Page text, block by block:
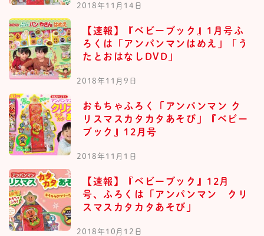
2018年11月14日
【速報】『ベビーブック』1月号ふ
ろくは「アンパンマンはめえ」「う
たとおはなしDVD」
2018年11月9日
おもちゃふろく「アンパンマン ク
リスマスカタカタあそび」『ベビー
ブック』12月号
2018年11月1日
【速報】『ベビーブック』12月
号、ふろくは「アンパンマン クリ
スマスカタカタあそび」
2018年10月12日